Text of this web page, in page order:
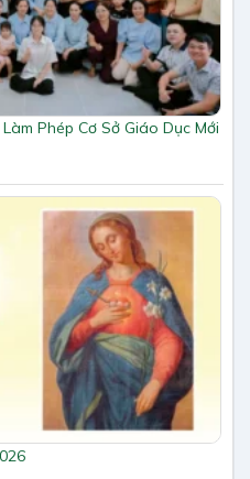
Phép Cơ Sở Giáo Dục Mới